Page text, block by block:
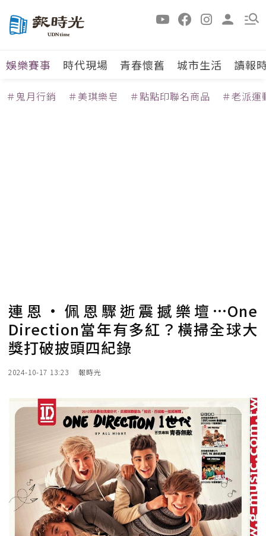
娛樂賽事 時代現場 青春懷舊 城市生活 讀報
＃鬼月行銷 ＃美琪樂皂 ＃點點印聯名商品 ＃老派運
連恩·佩恩驟逝震撼樂壇…One
Direction當年有多紅？橫掃全球大
獎打破披頭四紀錄
2024-10-17 13:23 報時光